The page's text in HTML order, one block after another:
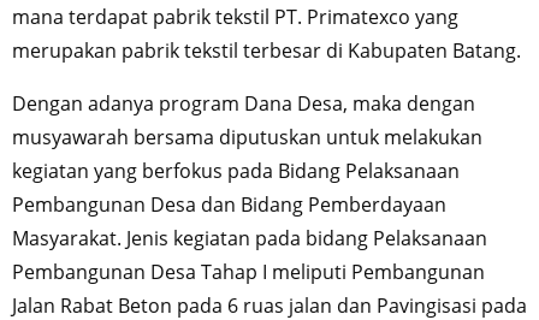
mana terdapat pabrik tekstil PT. Primatexco yang
merupakan pabrik tekstil terbesar di Kabupaten Batang.
Dengan adanya program Dana Desa, maka dengan
musyawarah bersama diputuskan untuk melakukan
kegiatan yang berfokus pada Bidang Pelaksanaan
Pembangunan Desa dan Bidang Pemberdayaan
Masyarakat. Jenis kegiatan pada bidang Pelaksanaan
Pembangunan Desa Tahap I meliputi Pembangunan
Jalan Rabat Beton pada 6 ruas jalan dan Pavingisasi pada